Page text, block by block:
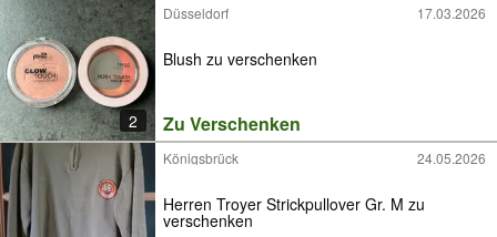
2
Düsseldorf 17.03.2026
Blush zu verschenken
Zu Verschenken
Königsbrück 24.05.2026
Herren Troyer Strickpullover Gr. M zu
verschenken